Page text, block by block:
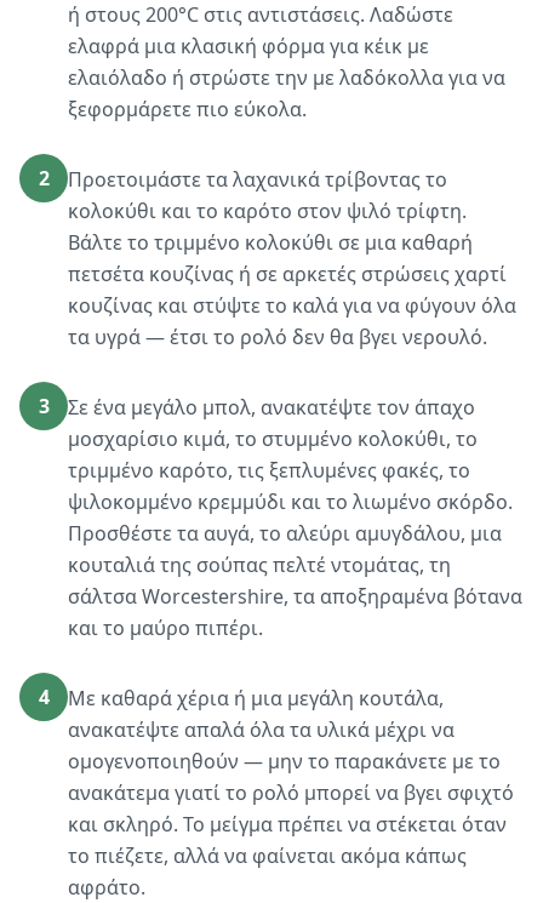
ή στους 200°C στις αντιστάσεις. Λαδώστε
ελαφρά μια κλασική φόρμα για κέικ με
ελαιόλαδο ή στρώστε την με λαδόκολλα για να
ξεφορμάρετε πιο εύκολα.
2
Προετοιμάστε τα λαχανικά τρίβοντας το
κολοκύθι και το καρότο στον ψιλό τρίφτη.
Βάλτε το τριμμένο κολοκύθι σε μια καθαρή
πετσέτα κουζίνας ή σε αρκετές στρώσεις χαρτί
κουζίνας και στύψτε το καλά για να φύγουν όλα
τα υγρά — έτσι το ρολό δεν θα βγει νερουλό.
3
Σε ένα μεγάλο μπολ, ανακατέψτε τον άπαχο
μοσχαρίσιο κιμά, το στυμμένο κολοκύθι, το
τριμμένο καρότο, τις ξεπλυμένες φακές, το
ψιλοκομμένο κρεμμύδι και το λιωμένο σκόρδο.
Προσθέστε τα αυγά, το αλεύρι αμυγδάλου, μια
κουταλιά της σούπας πελτέ ντομάτας, τη
σάλτσα Worcestershire, τα αποξηραμένα βότανα
και το μαύρο πιπέρι.
4
Με καθαρά χέρια ή μια μεγάλη κουτάλα,
ανακατέψτε απαλά όλα τα υλικά μέχρι να
ομογενοποιηθούν — μην το παρακάνετε με το
ανακάτεμα γιατί το ρολό μπορεί να βγει σφιχτό
και σκληρό. Το μείγμα πρέπει να στέκεται όταν
το πιέζετε, αλλά να φαίνεται ακόμα κάπως
αφράτο.